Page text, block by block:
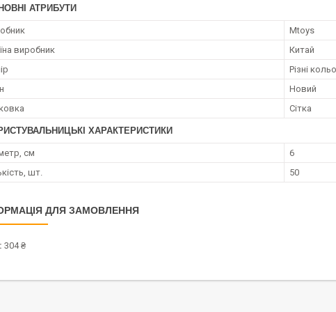
АТРИБУТИ
Mtoys
виробник
Китай
Різні
Новий
Сітка
ХАРАКТЕРИСТИКИ
см
6
шт.
50
ДЛЯ ЗАМОВЛЕННЯ
304 ₴